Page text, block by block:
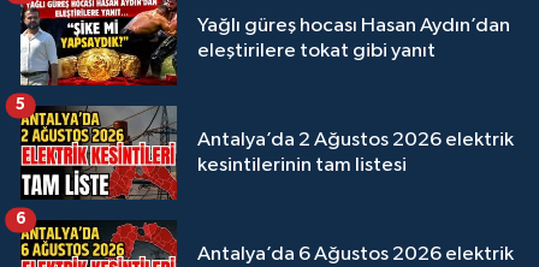
Yağlı güreş hocası Hasan Aydın’dan
eleştirilere tokat gibi yanıt
Antalya’da 2 Ağustos 2026 elektrik
kesintilerinin tam listesi
5
Antalya’da 6 Ağustos 2026 elektrik
6